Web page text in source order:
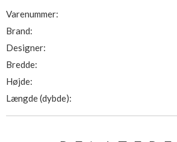
Varenummer:
Brand:
Designer:
Bredde:
Højde:
Længde (dybde):